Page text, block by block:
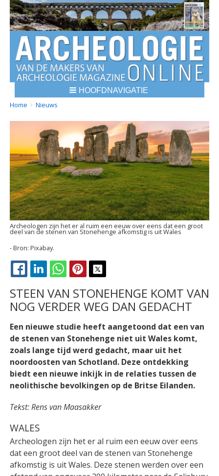
HOOFDNAVIGATIE
BREADCRUMBS
YOU
Home Nieuws
Archeologen zijn het er al ruim een eeuw over eens dat een groot
deel van de stenen van Stonehenge afkomstig is uit Wales
Pixabay.
FACEBOOK
LINKEDINWHATSAPPPINTEREST
STEEN VAN STONEHENGE KOMT VAN
NOG VERDER WEG DAN GEDACHT
Een nieuwe studie heeft aangetoond dat een van
de stenen van Stonehenge niet uit Wales komt,
zoals lange tijd werd gedacht, maar uit het
noordoosten van Schotland. Deze ontdekking
biedt een nieuwe inkijk in de relaties tussen de
neolithische bevolkingen op de Britse Eilanden.
Tekst: Rens van Maasakker
WALES
Archeologen zijn het er al ruim een eeuw over eens
dat een groot deel van de stenen van Stonehenge
afkomstig is uit Wales. Deze stenen werden over een